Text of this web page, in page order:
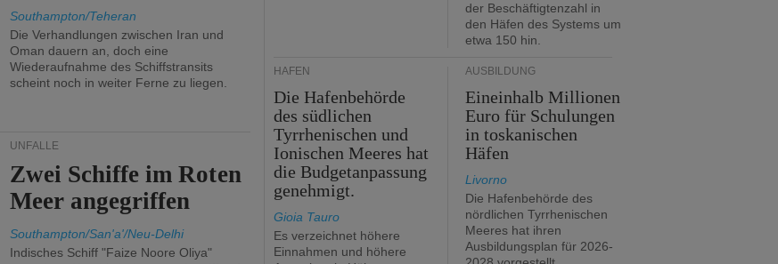
Southampton/Teheran
Die Verhandlungen zwischen Iran und
Oman dauern an, doch eine
Wiederaufnahme des Schiffstransits
scheint noch in weiter Ferne zu liegen.
UNFÄLLE
Zwei Schiffe im Roten
Meer angegriffen
Southampton/San'a'/Neu-Delhi
Indisches Schiff "Faize Noore Oliya"
der Beschäftigtenzahl in
den Häfen des Systems um
etwa 150 hin.
HÄFEN
Die Hafenbehörde
des südlichen
Tyrrhenischen und
Ionischen Meeres hat
die Budgetanpassung
genehmigt.
Gioia Tauro
Es verzeichnet höhere
Einnahmen und höhere
AUSBILDUNG
Eineinhalb Millionen
Euro für Schulungen
in toskanischen
Häfen
Livorno
Die Hafenbehörde des
nördlichen Tyrrhenischen
Meeres hat ihren
Ausbildungsplan für 2026-